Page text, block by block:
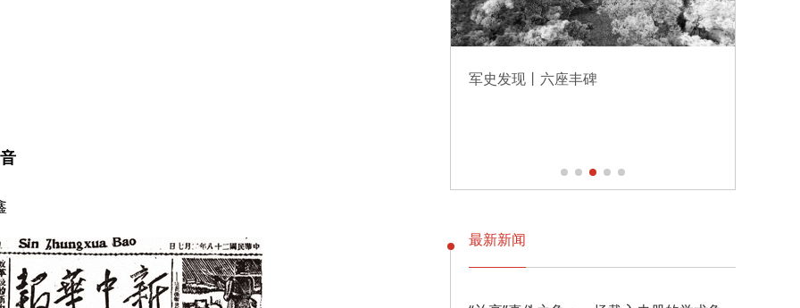
军史发现丨六座丰碑
最新新闻